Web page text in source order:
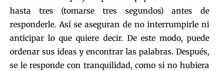
hasta tres (tomarse tres segundos) antes de
responderle. Así se aseguran de no interrumpirle ni
anticipar lo que quiere decir. De este modo, puede
ordenar sus ideas y encontrar las palabras. Después,
se le responde con tranquilidad, como si no hubiera